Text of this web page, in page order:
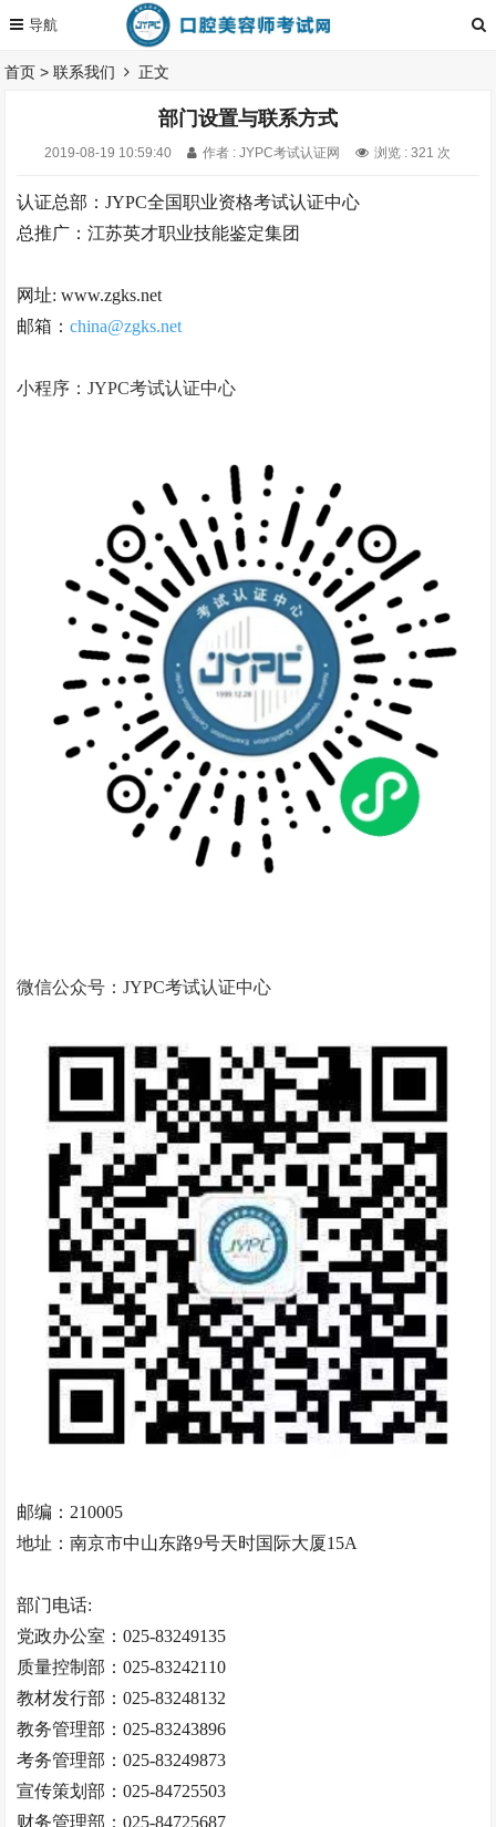
首页 >联系我们 正文
部门设置与联系方式
2019-08-19 10:59:40 作者 : JYPC考试认证网 浏览 : 321 次
认证总部：JYPC全国职业资格考试认证中心
总推广：江苏英才职业技能鉴定集团
网址: www.zgks.net
邮箱：china@zgks.net
小程序：JYPC考试认证中心
微信公众号：JYPC考试认证中心
邮编：210005
地址：南京市中山东路9号天时国际大厦15A
部门电话:
党政办公室：025-83249135
质量控制部：025-83242110
教材发行部：025-83248132
教务管理部：025-83243896
考务管理部：025-83249873
宣传策划部：025-84725503
财务管理部：025-84725687